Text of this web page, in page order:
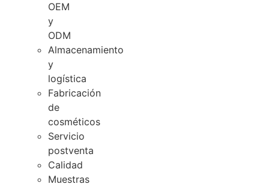
OEM
y
ODM
Almacenamiento
y
logística
Fabricación
de
cosméticos
Servicio
postventa
Calidad
Muestras